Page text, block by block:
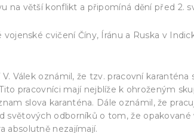
na větší konflikt a připomíná dění před 2.
vojenské cvičení Číny, Íránu a Ruska v
Válek oznámil, že tzv. pracovní
pracovníci mají nejblíže k ohroženým
slova karanténa. Dále oznámil, že
světových odborníků o tom, že
absolutně nezajímají.